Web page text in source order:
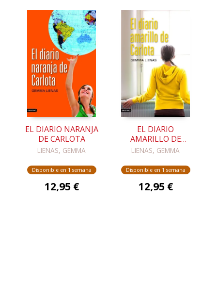
EL DIARIO NARANJA
DE CARLOTA
LIENAS, GEMMA
Disponible en 1 semana
12,95 €
EL DIARIO
AMARILLO DE
CARLOTA
LIENAS, GEMMA
Disponible en 1 semana
12,95 €